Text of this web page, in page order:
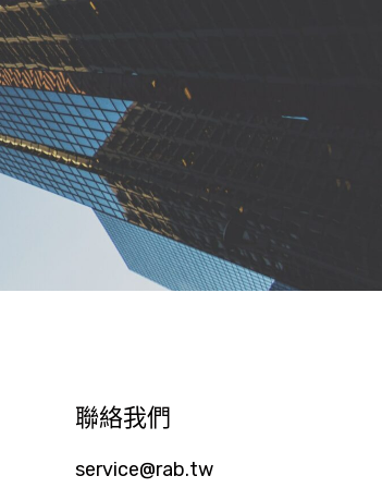
聯絡我們
service@rab.tw